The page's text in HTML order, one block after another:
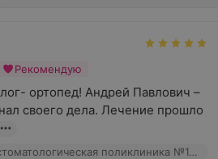
Рекомендую
ортопед! Андрей Павлович –
своего дела. Лечение прошло
Бобруйская городская стоматологическая поликлиника №1, ул. Минская, 50